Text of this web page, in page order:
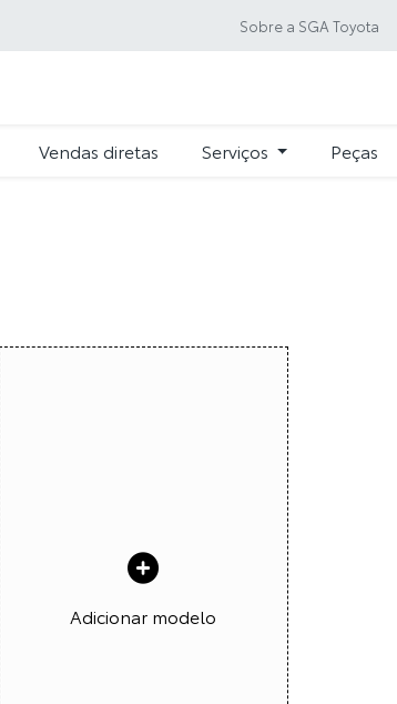
Sobre a SGA Toyota
Vendas diretas Serviços Peças
Adicionar modelo